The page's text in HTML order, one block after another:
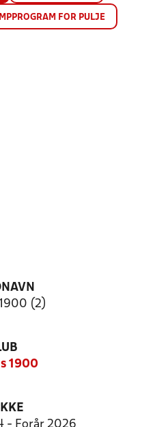
FOR PULJE
(2)
1900
- Forår 2026